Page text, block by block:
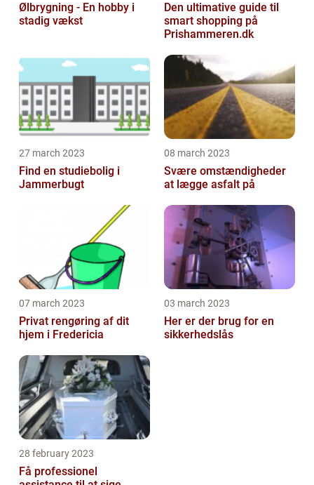
Ølbrygning - En hobby i
stadig vækst
Den ultimative guide til
smart shopping på
Prishammeren.dk
27 march 2023
Find en studiebolig i
Jammerbugt
08 march 2023
Svære omstændigheder
at lægge asfalt på
07 march 2023
Privat rengøring af dit
hjem i Fredericia
03 march 2023
Her er der brug for en
sikkerhedslås
28 february 2023
Få professionel